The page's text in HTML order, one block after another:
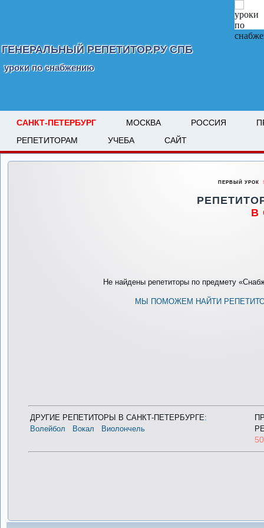
ГЕНЕРАЛЬНЫЙ РЕПЕТИТОР.РУ СПБ
уроки по снабжению
САНКТ-ПЕТЕРБУРГ МОСКВА РОССИЯ
РЕПЕТИТОРАМ
УЧЕБА САЙТ
ПЕРВЫЙ УРОК
В
Не найдены репетиторы по предмету
МЫ ПОМОЖЕМ НАЙТИ
ДРУГИЕ РЕПЕТИТОРЫ В САНКТ-ПЕТЕРБУРГЕ:
Волейбол
Вокал Виолончель